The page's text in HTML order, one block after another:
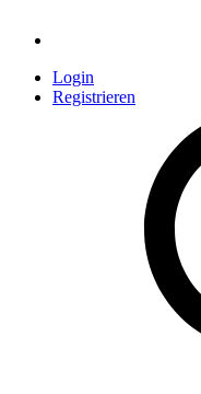
Login
Registrieren